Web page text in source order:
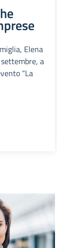
Elena
a
“La